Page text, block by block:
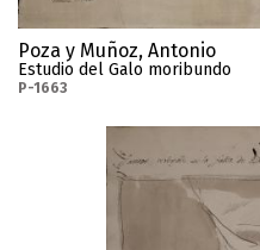
Poza y Muñoz, Antonio
Estudio del Galo moribundo
P-1663